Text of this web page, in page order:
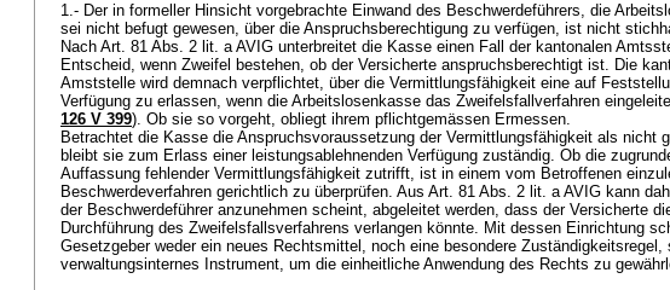
1.- Der in formeller Hinsicht vorgebrachte Einwand des Beschwerdeführers, die
sei nicht befugt gewesen, über die Anspruchsberechtigung zu verfügen, ist nicht
Nach Art. 81 Abs. 2 lit. a AVIG unterbreitet die Kasse einen Fall der kantonalen
Entscheid, wenn Zweifel bestehen, ob der Versicherte anspruchsberechtigt ist. Die
Amststelle wird demnach verpflichtet, über die Vermittlungsfähigkeit eine auf
Verfügung zu erlassen, wenn die Arbeitslosenkasse das Zweifelsfallverfahren
126 V 399). Ob sie so vorgeht, obliegt ihrem pflichtgemässen Ermessen.
Betrachtet die Kasse die Anspruchsvoraussetzung der Vermittlungsfähigkeit als nicht
bleibt sie zum Erlass einer leistungsablehnenden Verfügung zuständig. Ob die
Auffassung fehlender Vermittlungsfähigkeit zutrifft, ist in einem vom Betroffenen
Beschwerdeverfahren gerichtlich zu überprüfen. Aus Art. 81 Abs. 2 lit. a AVIG kann
der Beschwerdeführer anzunehmen scheint, abgeleitet werden, dass der Versicherte
Durchführung des Zweifelsfallsverfahrens verlangen könnte. Mit dessen Einrichtung
Gesetzgeber weder ein neues Rechtsmittel, noch eine besondere Zuständigkeitsregel,
verwaltungsinternes Instrument, um die einheitliche Anwendung des Rechts zu